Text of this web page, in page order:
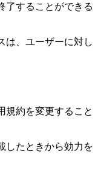
了することができる
は、ユーザーに対し
規約を変更すること
したときから効力を